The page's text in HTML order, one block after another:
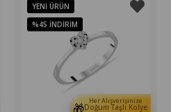
🎁 Her Alışverişinize
Doğum Taşlı Kolye
YENI ÜRÜN
%45 İNDIRIM